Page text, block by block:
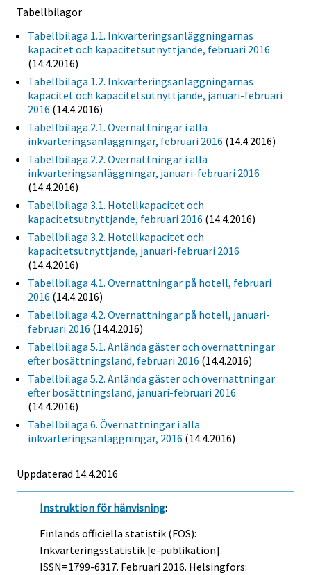
Tabellbilagor
Tabellbilaga 1.1. Inkvarteringsanläggningarnas
kapacitet och kapacitetsutnyttjande, februari 2016
(14.4.2016)
Tabellbilaga 1.2. Inkvarteringsanläggningarnas
kapacitet och kapacitetsutnyttjande, januari-februari
2016 (14.4.2016)
Tabellbilaga 2.1. Övernattningar i alla
inkvarteringsanläggningar, februari 2016 (14.4.2016)
Tabellbilaga 2.2. Övernattningar i alla
inkvarteringsanläggningar, januari-februari 2016
(14.4.2016)
Tabellbilaga 3.1. Hotellkapacitet och
kapacitetsutnyttjande, februari 2016 (14.4.2016)
Tabellbilaga 3.2. Hotellkapacitet och
kapacitetsutnyttjande, januari-februari 2016
(14.4.2016)
Tabellbilaga 4.1. Övernattningar på hotell, februari
2016 (14.4.2016)
Tabellbilaga 4.2. Övernattningar på hotell, januari-
februari 2016 (14.4.2016)
Tabellbilaga 5.1. Anlända gäster och övernattningar
efter bosättningsland, februari 2016 (14.4.2016)
Tabellbilaga 5.2. Anlända gäster och övernattningar
efter bosättningsland, januari-februari 2016
(14.4.2016)
Tabellbilaga 6. Övernattningar i alla
inkvarteringsanläggningar, 2016 (14.4.2016)
Uppdaterad 14.4.2016
Instruktion för hänvisning:
Finlands officiella statistik (FOS):
Inkvarteringsstatistik [e-publikation].
ISSN=1799-6317. Februari 2016. Helsingfors: